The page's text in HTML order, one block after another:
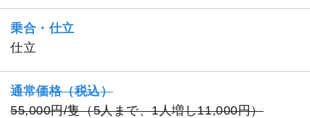
乗合・仕立
仕立
通常価格（税込）
55,000円/隻（5人まで、1人増し11,000円）